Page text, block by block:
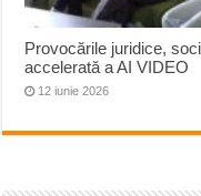
Provocările juridice,
accelerată a AI VIDEO
12 iunie 2026